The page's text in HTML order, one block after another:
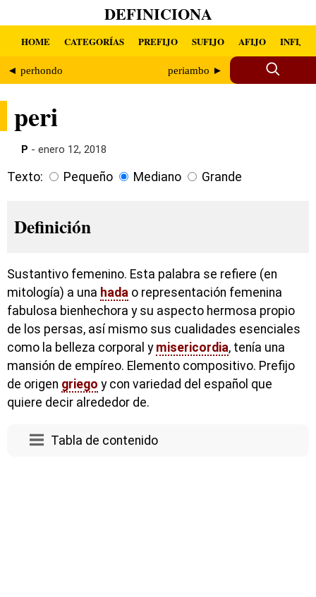
DEFINICIONA
HOME CATEGORÍAS PREFIJO SUFIJO AFIJO INFIJO
◄ perhondo periambo ►
peri
P - enero 12, 2018
Texto: Pequeño Mediano Grande
Definición
Sustantivo femenino. Esta palabra se refiere (en
mitología) a una hada o representación femenina
fabulosa bienhechora y su aspecto hermosa propio
de los persas, así mismo sus cualidades esenciales
como la belleza corporal y misericordia, tenía una
mansión de empíreo. Elemento compositivo. Prefijo
de origen griego y con variedad del español que
quiere decir alrededor de.
Tabla de contenido